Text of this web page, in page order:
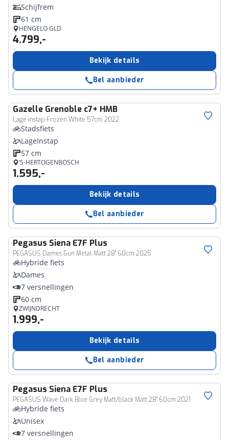
Schijfrem
61 cm
HENGELO GLD
4.799,-
Bekijk details
Bel aanbieder
Gazelle Grenoble c7+ HMB
Lage instap Frozen White 57cm 2022
Stadsfiets
LageInstap
57 cm
’S-HERTOGENBOSCH
1.595,-
Bekijk details
Bel aanbieder
Pegasus Siena E7F Plus
PEGASUS Dames Gun Metal Matt 28" 60cm 2025
Hybride fiets
Dames
7 versnellingen
60 cm
ZWIJNDRECHT
1.999,-
Bekijk details
Bel aanbieder
Pegasus Siena E7F Plus
PEGASUS Wave Dark Blue Grey Matt/black Matt 28" 60cm 2021
Hybride fiets
Unisex
7 versnellingen